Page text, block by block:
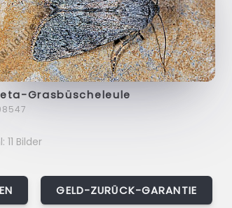
Grasbüscheleule
Bilder
GELD-ZURÜCK-GARANTIE